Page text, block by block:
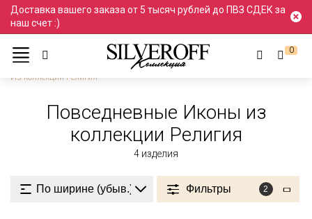
Доставка вашего заказа от 5 тысяч рублей до ПВЗ СДЕК за
наш счет :)
0
Ювелирные украшения
Иконы
Повседневный стиль
Из коллекции Религия
Повседневные Иконы из
коллекции Религия
4 изделия
Фильтры 2